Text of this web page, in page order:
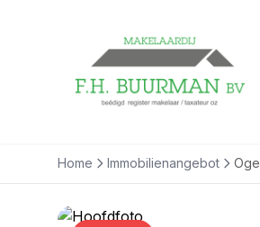
Home Immobilienangebot